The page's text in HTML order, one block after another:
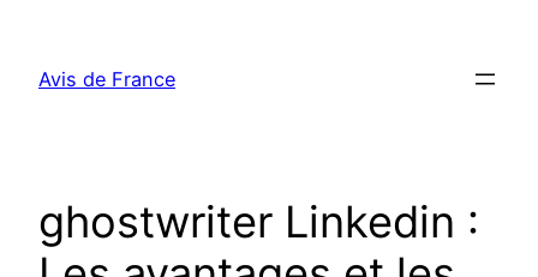
contenu
Avis de France
ghostwriter Linkedin :